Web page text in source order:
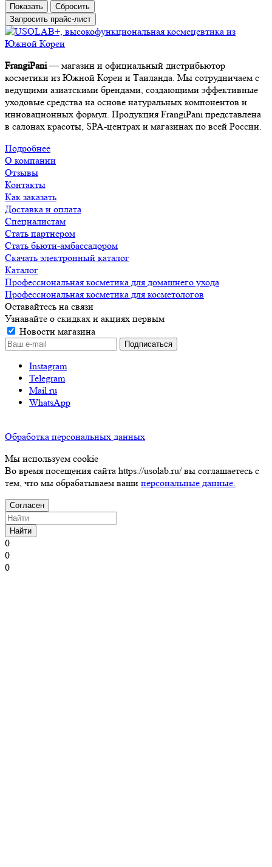
Сбросить
Запросить прайс-лист
FrangiPani— магазин и официальный дистрибьютор
косметики из Южной Кореи и Таиланда. Мы сотрудничаем с
ведущими азиатскими брендами, создающими эффективные
уходовые средства на основе натуральных компонентов и
инновационных формул. Продукция FrangiPani представлена
в салонах красоты, SPA-центрах и магазинах по всей России.
Подробнее
О компании
Отзывы
Контакты
Как заказать
Доставка и оплата
Специалистам
Стать партнером
Стать бьюти-амбассадором
Скачать электронный каталог
Каталог
Профессиональная косметика для домашнего ухода
Профессиональная косметика для косметологов
Оставайтесь на связи
Узнавайте о скидках и акциях первым
Новости магазина
Instagram
Telegram
Mail.ru
WhatsApp
Обработка персональных данных
Мы используем cookie
Во время посещения сайта https://usolab.ru/ вы соглашаетесь с
тем, что мы обрабатываем ваши персональные данные.
Согласен
Найти
0
0
0